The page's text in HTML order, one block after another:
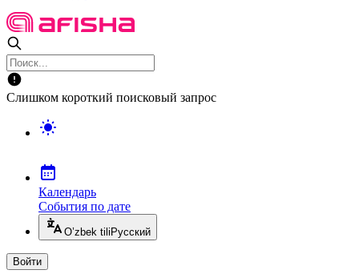
Слишком короткий поисковый запрос
Календарь
События по дате
O’zbek tili Русский
Войти